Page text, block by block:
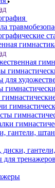
для
гантели,
для тренажеров